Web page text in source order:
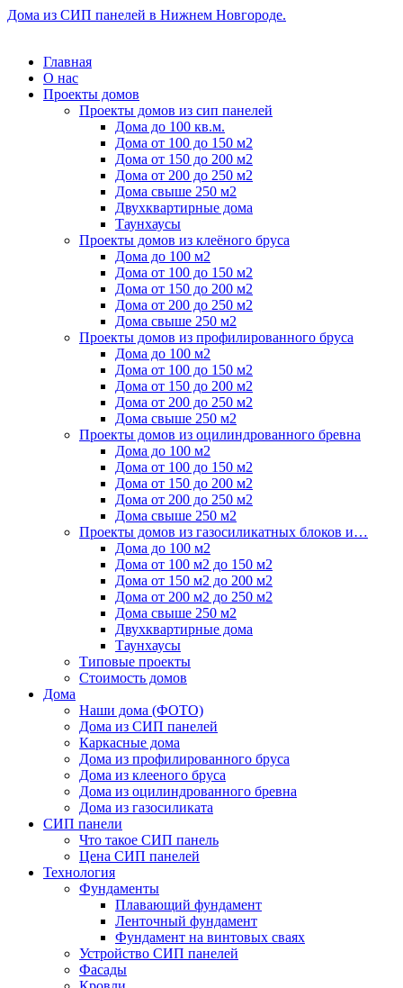
Дома из СИП панелей в Нижнем Новгороде.
Главная
О нас
Проекты домов
Проекты домов из сип панелей
Дома до 100 кв.м.
Дома от 100 до 150 м2
Дома от 150 до 200 м2
Дома от 200 до 250 м2
Дома свыше 250 м2
Двухквартирные дома
Таунхаусы
Проекты домов из клеёного бруса
Дома до 100 м2
Дома от 100 до 150 м2
Дома от 150 до 200 м2
Дома от 200 до 250 м2
Дома свыше 250 м2
Проекты домов из профилированного бруса
Дома до 100 м2
Дома от 100 до 150 м2
Дома от 150 до 200 м2
Дома от 200 до 250 м2
Дома свыше 250 м2
Проекты домов из оцилиндрованного бревна
Дома до 100 м2
Дома от 100 до 150 м2
Дома от 150 до 200 м2
Дома от 200 до 250 м2
Дома свыше 250 м2
Проекты домов из газосиликатных блоков и…
Дома до 100 м2
Дома от 100 м2 до 150 м2
Дома от 150 м2 до 200 м2
Дома от 200 м2 до 250 м2
Дома свыше 250 м2
Двухквартирные дома
Таунхаусы
Типовые проекты
Стоимость домов
Дома
Наши дома (ФОТО)
Дома из СИП панелей
Каркасные дома
Дома из профилированного бруса
Дома из клееного бруса
Дома из оцилиндрованного бревна
Дома из газосиликата
СИП панели
Что такое СИП панель
Цена СИП панелей
Технология
Фундаменты
Плавающий фундамент
Ленточный фундамент
Фундамент на винтовых сваях
Устройство СИП панелей
Фасады